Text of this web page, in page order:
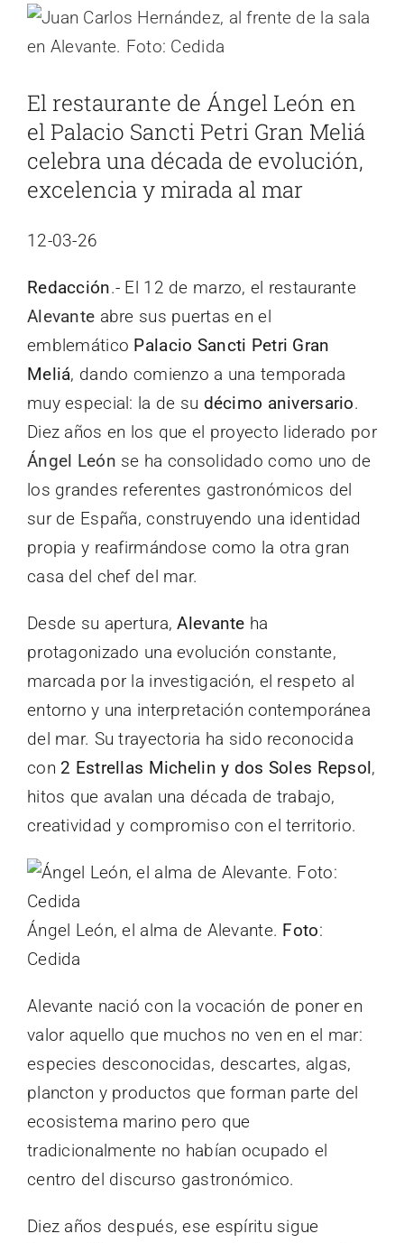
Ver
imagen
grande
El restaurante de Ángel León en
el Palacio Sancti Petri Gran Meliá
celebra una década de evolución,
excelencia y mirada al mar
12-03-26
Redacción.- El 12 de marzo, el restaurante
Alevante abre sus puertas en el
emblemático Palacio Sancti Petri Gran
Meliá, dando comienzo a una temporada
muy especial: la de su décimo aniversario.
Diez años en los que el proyecto liderado por
Ángel León se ha consolidado como uno de
los grandes referentes gastronómicos del
sur de España, construyendo una identidad
propia y reafirmándose como la otra gran
casa del chef del mar.
Desde su apertura,Alevante ha
protagonizado una evolución constante,
marcada por la investigación, el respeto al
entorno y una interpretación contemporánea
del mar. Su trayectoria ha sido reconocida
con 2 Estrellas Michelin y dos Soles Repsol,
hitos que avalan una década de trabajo,
creatividad y compromiso con el territorio.
Ángel León, el alma de Alevante. Foto:
Cedida
Alevante nació con la vocación de poner en
valor aquello que muchos no ven en el mar:
especies desconocidas, descartes, algas,
plancton y productos que forman parte del
ecosistema marino pero que
tradicionalmente no habían ocupado el
centro del discurso gastronómico.
Diez años después, ese espíritu sigue